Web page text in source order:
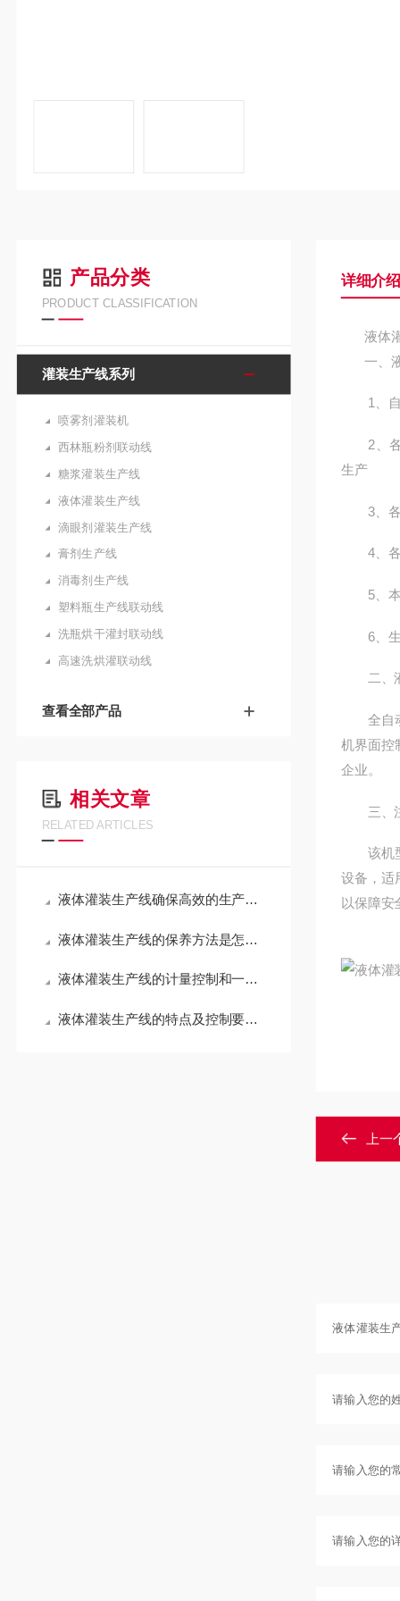
产品分类
PRODUCT CLASSIFICATION
灌装生产线系列
喷雾剂灌装机
西林瓶粉剂联动线
糖浆灌装生产线
液体灌装生产线
滴眼剂灌装生产线
膏剂生产线
消毒剂生产线
塑料瓶生产线联动线
洗瓶烘干灌封联动线
高速洗烘灌联动线
查看全部产品
相关文章
RELATED ARTICLES
液体灌装生产线确保高效的生产和准确的灌装
液体灌装生产线的保养方法是怎样的？
液体灌装生产线的计量控制和一般流程介绍
液体灌装生产线的特点及控制要求概述
详细介绍
液体灌
一、液
1、自
2、各
生产
3、各
4、各
5、本
6、生
二、液
全自动
机界面控
企业。
三、
该机型
设备，适
以保障安
上一